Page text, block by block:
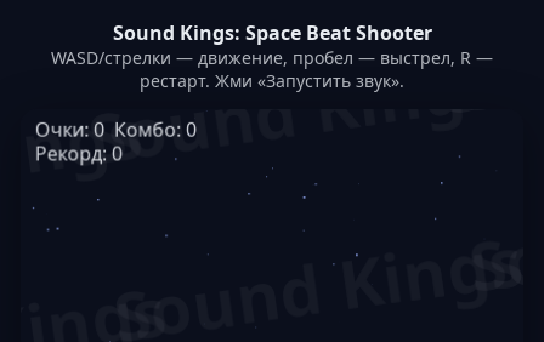
Sound Kings: Space Beat Shooter
WASD/стрелки — движение, пробел — выстрел, R —
рестарт. Жми «Запустить звук».